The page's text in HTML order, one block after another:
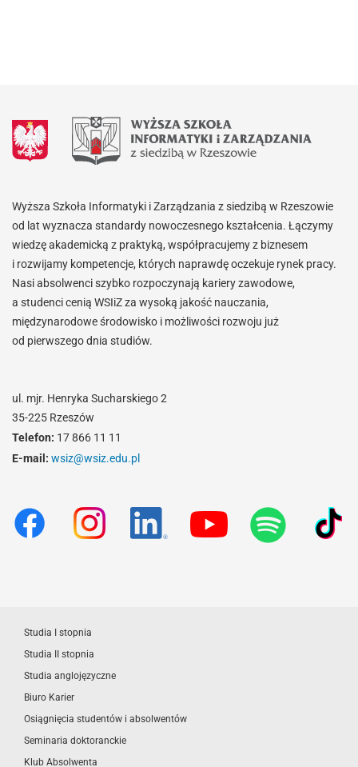
Wyższa Szkoła Informatyki i Zarządzania z siedzibą w Rzeszowie
od lat wyznacza standardy nowoczesnego kształcenia. Łączymy
wiedzę akademicką z praktyką, współpracujemy z biznesem
i rozwijamy kompetencje, których naprawdę oczekuje rynek pracy.
Nasi absolwenci szybko rozpoczynają kariery zawodowe,
a studenci cenią WSIiZ za wysoką jakość nauczania,
międzynarodowe środowisko i możliwości rozwoju już
od pierwszego dnia studiów.
ul. mjr. Henryka Sucharskiego 2
35-225 Rzeszów
Telefon: 17 866 11 11
E-mail: wsiz@wsiz.edu.pl
Studia I stopnia
Studia II stopnia
Studia anglojęzyczne
Biuro Karier
Osiągnięcia studentów i absolwentów
Seminaria doktoranckie
Klub Absolwenta